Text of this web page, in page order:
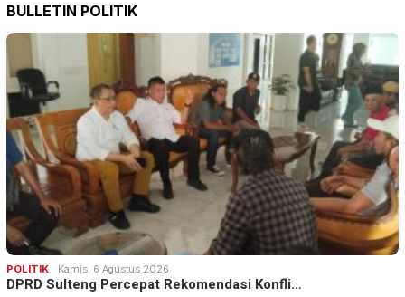
BULLETIN POLITIK
POLITIK Kamis, 6 Agustus 2026
DPRD Sulteng Percepat Rekomendasi Konfli…